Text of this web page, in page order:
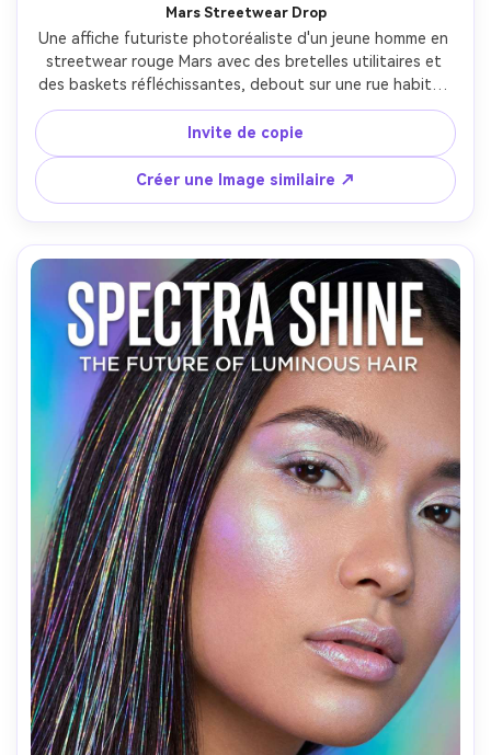
Mars Streetwear Drop
Une affiche futuriste photoréaliste d'un jeune homme en
streetwear rouge Mars avec des bretelles utilitaires et
des baskets réfléchissantes, debout sur une rue habitat
poussiéreuse avec des dômes et des lumières de rover,
typographie audacieuse liant "Mars DROP", lumière
directionnelle rude comme un soleil extraterrestre brillant,
prise sur Sony A7IV, objectif 35 mm, textures nettes,
design d'affiche hypebeast avec des marges nettes-AR
4:5
Invite de copie
Créer une Image similaire ↗